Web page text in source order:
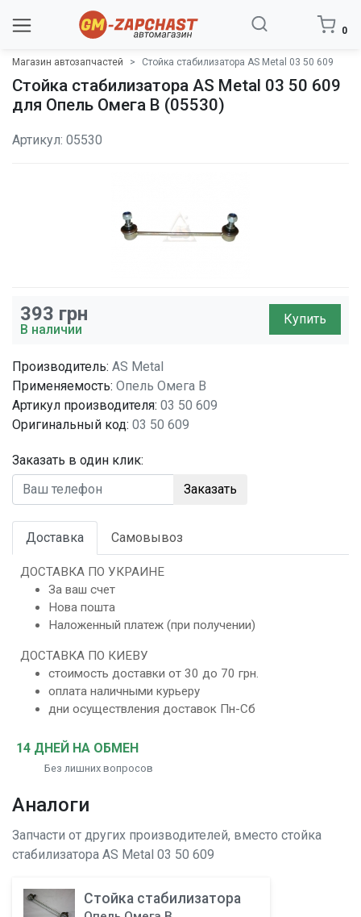
0
Магазин автозапчастей Стойка стабилизатора AS Metal 03 50 609
Стойка стабилизатора AS Metal 03 50 609
для Опель Омега B (05530)
Артикул: 05530
393 грн
В наличии
Купить
Производитель: AS Metal
Применяемость: Опель Омега B
Артикул производителя: 03 50 609
Оригинальный код: 03 50 609
Заказать в один клик:
Заказать
Доставка Самовывоз
ДОСТАВКА ПО УКРАИНЕ
За ваш счет
Нова пошта
Наложенный платеж (при получении)
ДОСТАВКА ПО КИЕВУ
стоимость доставки от 30 до 70 грн.
оплата наличными курьеру
дни осуществления доставок Пн-Сб
14 ДНЕЙ НА ОБМЕН
Без лишних вопросов
Аналоги
Запчасти от других производителей, вместо стойка
стабилизатора AS Metal 03 50 609
Стойка стабилизатора